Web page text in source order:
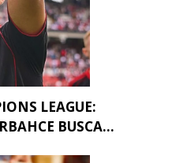
LEAGUE:
BUSCA...